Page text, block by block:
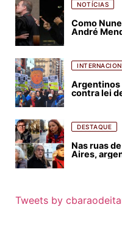
NOTÍCIAS
Como
André
Argentinos
contra lei
florestais
DESTAQUE
Nas ruas
Aires,
Tweets by